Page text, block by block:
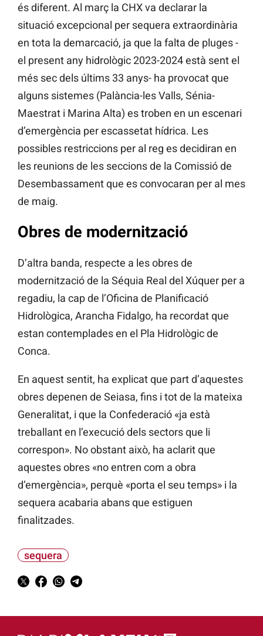
és diferent. Al març la CHX va declarar la
situació excepcional per sequera extraordinària
en tota la demarcació, ja que la falta de pluges -
el present any hidrològic 2023-2024 està sent el
més sec dels últims 33 anys- ha provocat que
alguns sistemes (Palància-les Valls, Sénia-
Maestrat i Marina Alta) es troben en un escenari
d’emergència per escassetat hídrica. Les
possibles restriccions per al reg es decidiran en
les reunions de les seccions de la Comissió de
Desembassament que es convocaran per al mes
de maig.
Obres de modernització
D’altra banda, respecte a les obres de
modernització de la Séquia Real del Xúquer per a
regadiu, la cap de l’Oficina de Planificació
Hidrològica, Arancha Fidalgo, ha recordat que
estan contemplades en el Pla Hidrològic de
Conca.
En aquest sentit, ha explicat que part d’aquestes
obres depenen de Seiasa, fins i tot de la mateixa
Generalitat, i que la Confederació «ja està
treballant en l’execució dels sectors que li
correspon». No obstant això, ha aclarit que
aquestes obres «no entren com a obra
d’emergència», perquè «porta el seu temps» i la
sequera acabaria abans que estiguen
finalitzades.
sequera